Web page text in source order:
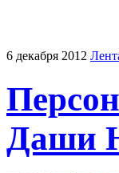
6 декабря 2012
Даши